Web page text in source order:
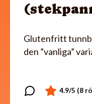
Glutenfritt
den ”vanliga”